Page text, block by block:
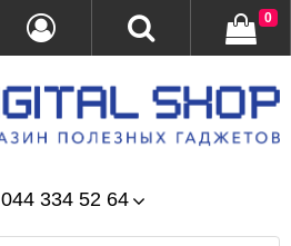
044 334 52 64
0